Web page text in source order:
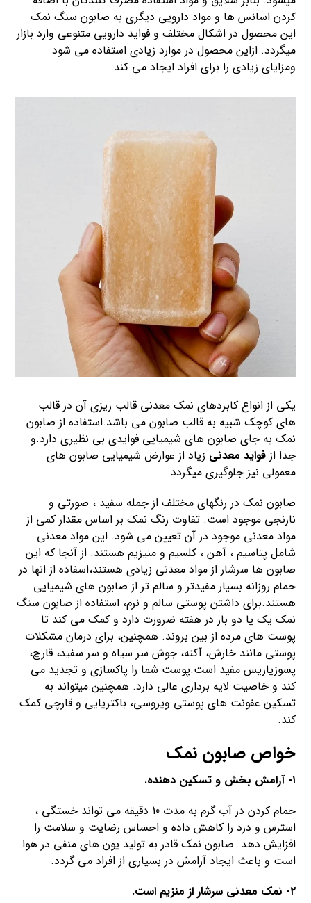
کردن اسانس ها و مواد دارویی دیگری به صابون سنگ نمک
این محصول در اشکال مختلف و فواید دارویی متنوعی وارد بازار
میگردد. ازاین محصول در موارد زیادی استفاده می شود
ومزایای زیادی را برای افراد ایجاد می کند.
یکی از انواع کابردهای نمک معدنی قالب ریزی آن در قالب
های کوچک شبیه به قالب صابون می باشد.استفاده از صابون
نمک به جای صابون های شیمیایی فوایدی بی نظیری دارد.و
جدا ازفواید معدنی زیاد از عوارض شیمیایی صابون های
معمولی نیز جلوگیری میگردد.
صابون نمک در رنگهای مختلف از جمله سفید ، صورتی و
نارنجی موجود است. تفاوت رنگ نمک بر اساس مقدار کمی از
مواد معدنی موجود در آن تعیین می شود. این مواد معدنی
شامل پتاسیم ، آهن ، کلسیم و منیزیم هستند. از آنجا که این
صابون ها سرشار از مواد معدنی زیادی هستند،اسفاده از انها در
حمام روزانه بسیار مفیدتر و سالم تر از صابون های شیمیایی
هستند.برای داشتن پوستی سالم و نرم، استفاده از صابون سنگ
نمک یک یا دو بار در هفته ضرورت دارد و کمک می کند تا
پوست های مرده از بین بروند. همچنین، برای درمان مشکلات
پوستی مانند خارش، آکنه، جوش سر سیاه و سر سفید، قارچ،
پسوزیاریس مفید است.پوست شما را پاکسازی و تجدید می
کند و خاصیت لایه برداری عالی دارد. همچنین میتواند به
تسکین عفونت های پوستی ویروسی، باکتریایی و قارچی کمک
کند.
خواص صابون نمک
۱- آرامش بخش و تسکین دهنده.
حمام کردن در آب گرم به مدت 10 دقیقه می تواند خستگی ،
استرس و درد را کاهش داده و احساس رضایت و سلامت را
افزایش دهد. صابون نمک قادر به تولید یون های منفی در هوا
است و باعث ایجاد آرامش در بسیاری از افراد می گردد.
۲- نمک معدنی سرشار از منزیم است.